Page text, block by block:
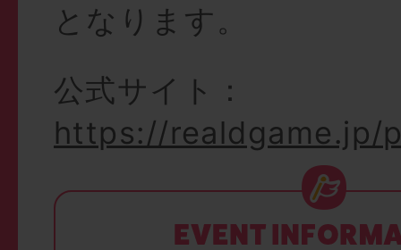
となります。
公式サイト：
https://realdgame.jp/